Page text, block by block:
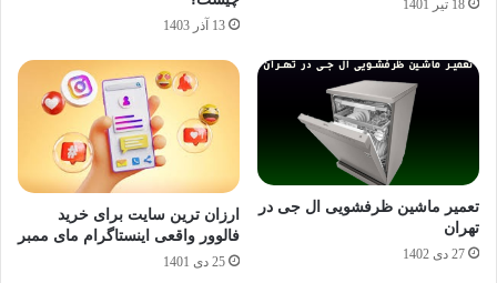
18 تیر 1401
13 آذر 1403
تعمیر ماشین ظرفشویی ال جی در
تهران
27 دی 1402
ارزان ترین سایت برای خرید
فالوور واقعی اینستاگرام مای ممبر
25 دی 1401